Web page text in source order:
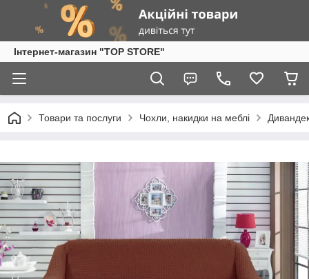
Інтернет-магазин "TOP STORE"
Товари та послуги Чохли, накидки на меблі